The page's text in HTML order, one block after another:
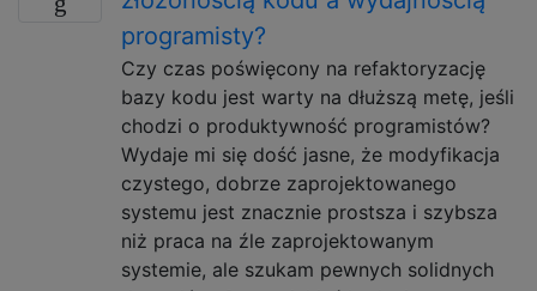
programisty?
Czy czas poświęcony na refaktoryzację
bazy kodu jest warty na dłuższą metę, jeśli
chodzi o produktywność programistów?
Wydaje mi się dość jasne, że modyfikacja
czystego, dobrze zaprojektowanego
systemu jest znacznie prostsza i szybsza
niż praca na źle zaprojektowanym
systemie, ale szukam pewnych solidnych